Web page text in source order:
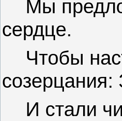
Мы
сердце.
Чтобы
И стали